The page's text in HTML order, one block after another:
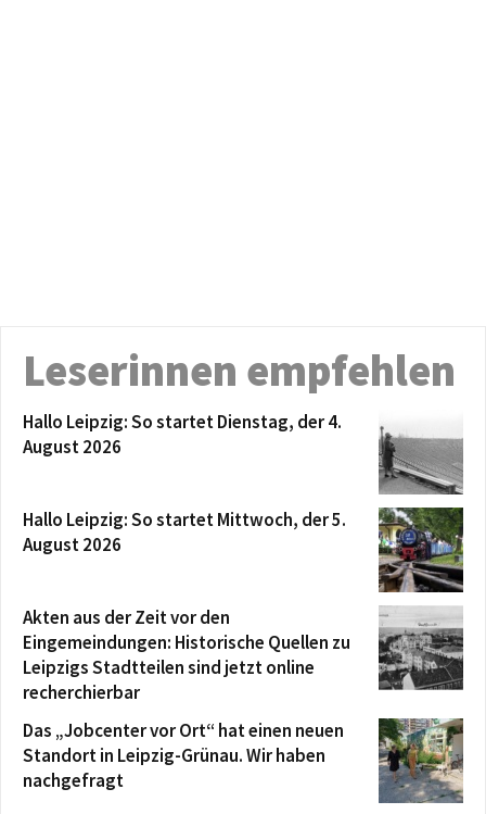
Leserinnen empfehlen
Hallo Leipzig: So startet Dienstag, der 4.
August 2026
Hallo Leipzig: So startet Mittwoch, der 5.
August 2026
Akten aus der Zeit vor den
Eingemeindungen: Historische Quellen zu
Leipzigs Stadtteilen sind jetzt online
recherchierbar
Das „Jobcenter vor Ort“ hat einen neuen
Standort in Leipzig-Grünau. Wir haben
nachgefragt